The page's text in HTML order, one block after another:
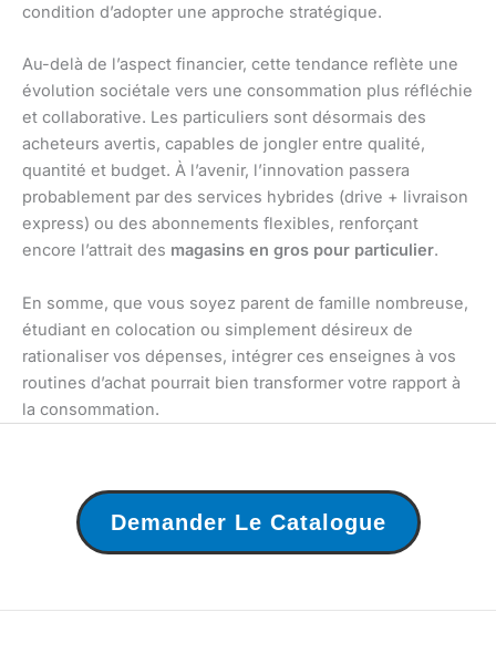
condition d’adopter une approche stratégique.
Au-delà de l’aspect financier, cette tendance reflète une
évolution sociétale vers une consommation plus réfléchie
et collaborative. Les particuliers sont désormais des
acheteurs avertis, capables de jongler entre qualité,
quantité et budget. À l’avenir, l’innovation passera
probablement par des services hybrides (drive + livraison
express) ou des abonnements flexibles, renforçant
encore l’attrait des magasins en gros pour particulier.
En somme, que vous soyez parent de famille nombreuse,
étudiant en colocation ou simplement désireux de
rationaliser vos dépenses, intégrer ces enseignes à vos
routines d’achat pourrait bien transformer votre rapport à
la consommation.
Demander Le Catalogue